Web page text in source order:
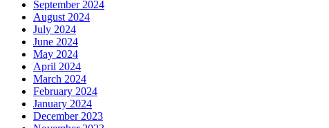
September 2024
August 2024
July 2024
June 2024
May 2024
April 2024
March 2024
February 2024
January 2024
December 2023